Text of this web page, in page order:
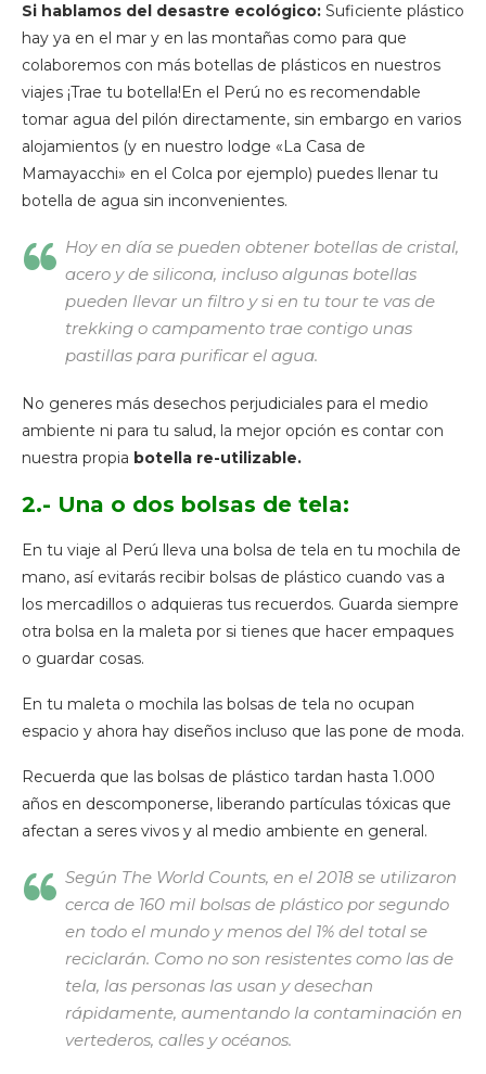
Si hablamos del desastre ecológico: Suficiente plástico
hay ya en el mar y en las montañas como para que
colaboremos con más botellas de plásticos en nuestros
viajes ¡Trae tu botella!En el Perú no es recomendable
tomar agua del pilón directamente, sin embargo en varios
alojamientos (y en nuestro lodge «La Casa de
Mamayacchi» en el Colca por ejemplo) puedes llenar tu
botella de agua sin inconvenientes.
Hoy en día se pueden obtener botellas de cristal,
acero y de silicona, incluso algunas botellas
pueden llevar un filtro y si en tu tour te vas de
trekking o campamento trae contigo unas
pastillas para purificar el agua.
No generes más desechos perjudiciales para el medio
ambiente ni para tu salud, la mejor opción es contar con
nuestra propia botella re-utilizable.
2.- Una o dos bolsas de tela:
En tu viaje al Perú lleva una bolsa de tela en tu mochila de
mano, así evitarás recibir bolsas de plástico cuando vas a
los mercadillos o adquieras tus recuerdos. Guarda siempre
otra bolsa en la maleta por si tienes que hacer empaques
o guardar cosas.
En tu maleta o mochila las bolsas de tela no ocupan
espacio y ahora hay diseños incluso que las pone de moda.
Recuerda que las bolsas de plástico tardan hasta 1.000
años en descomponerse, liberando partículas tóxicas que
afectan a seres vivos y al medio ambiente en general.
Según The World Counts, en el 2018 se utilizaron
cerca de 160 mil bolsas de plástico por segundo
en todo el mundo y menos del 1% del total se
reciclarán. Como no son resistentes como las de
tela, las personas las usan y desechan
rápidamente, aumentando la contaminación en
vertederos, calles y océanos.